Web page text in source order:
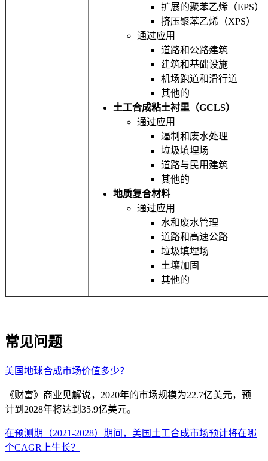
扩展的聚苯乙烯（EPS）
挤压聚苯乙烯（XPS）
通过应用
道路和公路建筑
建筑和基础设施
机场跑道和滑行道
其他的
土工合成粘土衬里（GCLS）
通过应用
遏制和废水处理
垃圾填埋场
道路与民用建筑
其他的
地质复合材料
通过应用
水和废水管理
道路和高速公路
垃圾填埋场
土壤加固
其他的
常见问题
美国地球合成市场价值多少？
《财富》商业见解说，2020年的市场规模为22.7亿美元，预
计到2028年将达到35.9亿美元。
在预测期（2021-2028）期间，美国土工合成市场预计将在哪
个CAGR上生长？